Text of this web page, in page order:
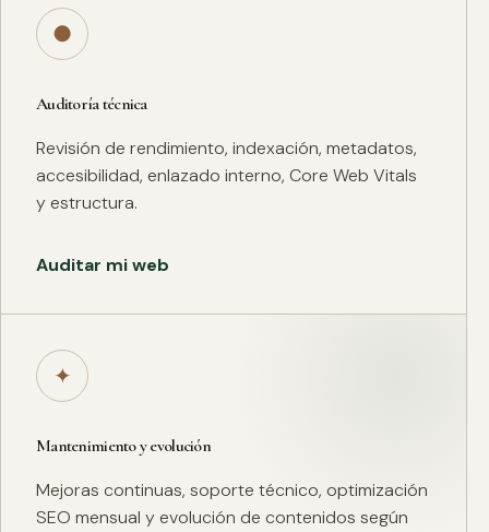
●
Auditoría técnica
Revisión de rendimiento, indexación, metadatos,
accesibilidad, enlazado interno, Core Web Vitals
y estructura.
Auditar mi web
✦
Mantenimiento y evolución
Mejoras continuas, soporte técnico, optimización
SEO mensual y evolución de contenidos según